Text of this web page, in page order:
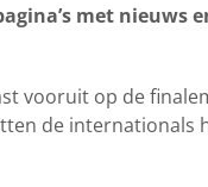
met nieuws
vooruit op de
de internationals